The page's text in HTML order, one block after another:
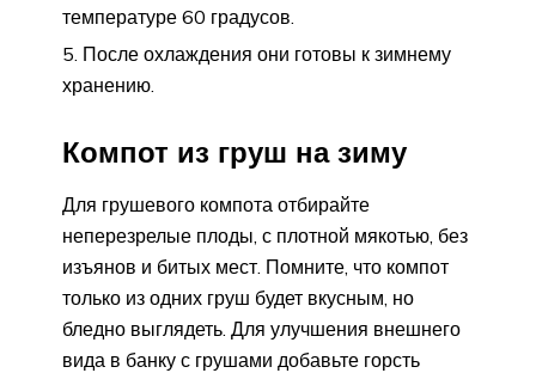
температуре 60 градусов.
После охлаждения они готовы к зимнему
хранению.
Компот из груш на зиму
Для грушевого компота отбирайте
неперезрелые плоды, с плотной мякотью, без
изъянов и битых мест. Помните, что компот
только из одних груш будет вкусным, но
бледно выглядеть. Для улучшения внешнего
вида в банку с грушами добавьте горсть